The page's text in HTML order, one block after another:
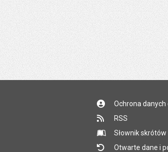
Ochrona danych
RSS
Słownik skrótów
Otwarte dane i